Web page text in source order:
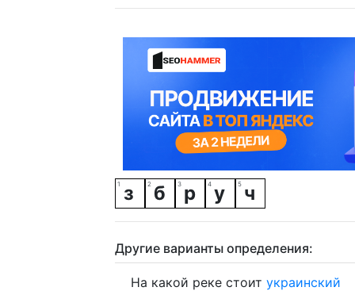
з б р у ч
Другие варианты определения:
На какой реке стоит украинский